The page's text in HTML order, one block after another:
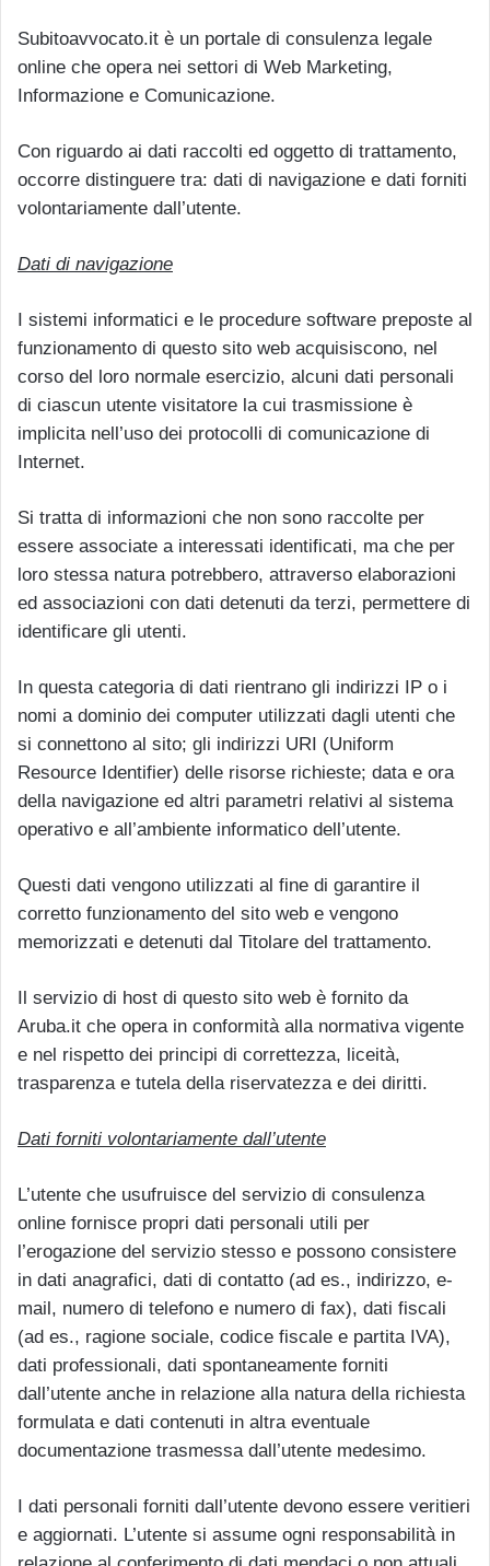
Subitoavvocato.it è un portale di consulenza legale
online che opera nei settori di Web Marketing,
Informazione e Comunicazione.
Con riguardo ai dati raccolti ed oggetto di trattamento,
occorre distinguere tra: dati di navigazione e dati forniti
volontariamente dall’utente.
Dati di navigazione
I sistemi informatici e le procedure software preposte al
funzionamento di questo sito web acquisiscono, nel
corso del loro normale esercizio, alcuni dati personali
di ciascun utente visitatore la cui trasmissione è
implicita nell’uso dei protocolli di comunicazione di
Internet.
Si tratta di informazioni che non sono raccolte per
essere associate a interessati identificati, ma che per
loro stessa natura potrebbero, attraverso elaborazioni
ed associazioni con dati detenuti da terzi, permettere di
identificare gli utenti.
In questa categoria di dati rientrano gli indirizzi IP o i
nomi a dominio dei computer utilizzati dagli utenti che
si connettono al sito; gli indirizzi URI (Uniform
Resource Identifier) delle risorse richieste; data e ora
della navigazione ed altri parametri relativi al sistema
operativo e all’ambiente informatico dell’utente.
Questi dati vengono utilizzati al fine di garantire il
corretto funzionamento del sito web e vengono
memorizzati e detenuti dal Titolare del trattamento.
Il servizio di host di questo sito web è fornito da
Aruba.it che opera in conformità alla normativa vigente
e nel rispetto dei principi di correttezza, liceità,
trasparenza e tutela della riservatezza e dei diritti.
Dati forniti volontariamente dall’utente
L’utente che usufruisce del servizio di consulenza
online fornisce propri dati personali utili per
l’erogazione del servizio stesso e possono consistere
in dati anagrafici, dati di contatto (ad es., indirizzo, e-
mail, numero di telefono e numero di fax), dati fiscali
(ad es., ragione sociale, codice fiscale e partita IVA),
dati professionali, dati spontaneamente forniti
dall’utente anche in relazione alla natura della richiesta
formulata e dati contenuti in altra eventuale
documentazione trasmessa dall’utente medesimo.
I dati personali forniti dall’utente devono essere veritieri
e aggiornati. L’utente si assume ogni responsabilità in